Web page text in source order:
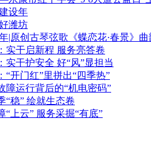
设年
潍坊
|原创古琴弦歌《蝶恋花·春景》
实干启新程 服务亮答卷
实干护安全 好“风”显担当
“开门红”里拼出“四季热”
障运行背后的“机电密码”
“稳” 绘就生态卷
上云” 服务采掘“有底”